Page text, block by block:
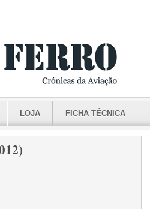
LOJA FICHA TÉCNICA